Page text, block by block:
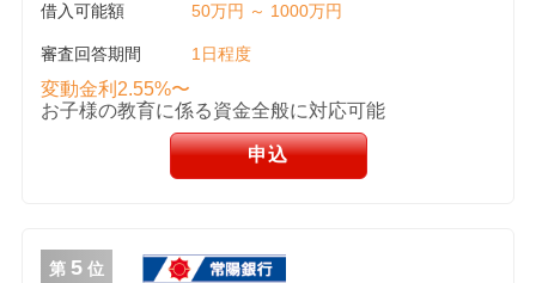
借入可能額 50万円 ～ 1000万円
審査回答期間 1日程度
変動金利2.55%〜
お子様の教育に係る資金全般に対応可能
申込
第 5 位